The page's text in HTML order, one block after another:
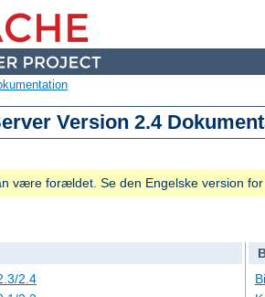
Version 2.4
være forældet. Se den Engelske version
2.4